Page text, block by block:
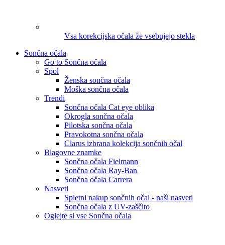
Vsa korekcijska očala že vsebujejo stekla
Sončna očala
Go to Sončna očala
Spol
Ženska sončna očala
Moška sončna očala
Trendi
Sončna očala Cat eye oblika
Okrogla sončna očala
Pilotska sončna očala
Pravokotna sončna očala
Clarus izbrana kolekcija sončnih očal
Blagovne znamke
Sončna očala Fielmann
Sončna očala Ray-Ban
Sončna očala Carrera
Nasveti
Spletni nakup sončnih očal - naši nasveti
Sončna očala z UV-zaščito
Oglejte si vse Sončna očala